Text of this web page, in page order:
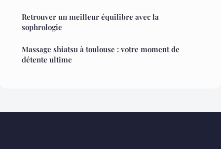
Retrouver un meilleur équilibre avec la
sophrologie
Massage shiatsu à toulouse : votre moment de
détente ultime